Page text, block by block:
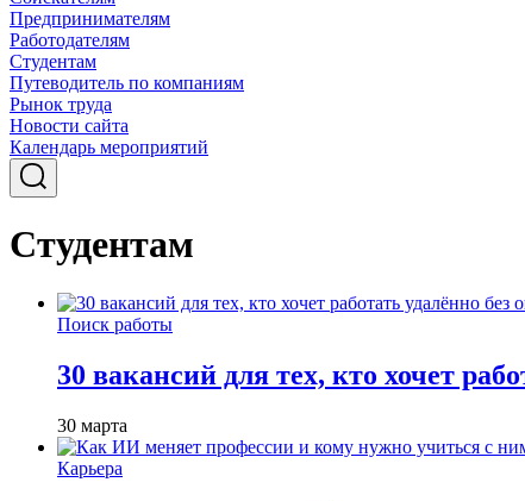
Предпринимателям
Работодателям
Студентам
Путеводитель по компаниям
Рынок труда
Новости сайта
Календарь мероприятий
Студентам
Поиск работы
30 вакансий для тех, кто хочет
30 марта
Карьера